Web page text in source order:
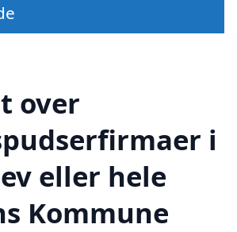
over
i
eller hele
Kommune